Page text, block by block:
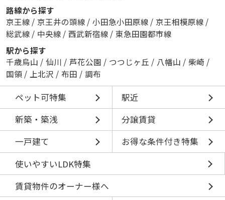
路線から探す
京王線 / 京王井の頭線 / 小田急小田原線 / 京王相模原線 /
総武線 / 中央線 / 西武新宿線 / 東急田園都市線
駅から探す
千歳烏山 / 仙川 / 芦花公園 / つつじヶ丘 / 八幡山 / 柴崎 /
国領 / 上北沢 / 布田 / 調布
ペット可特集
駅近
新築・築浅
分譲賃貸
一戸建て
お得な条件付き特集
使いやすいLDK特集
賃貸物件のオーナー様へ